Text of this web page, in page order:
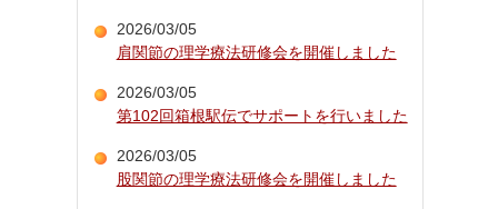
2026/03/05
肩関節の理学療法研修会を開催しました
2026/03/05
第102回箱根駅伝でサポートを行いました
2026/03/05
股関節の理学療法研修会を開催しました